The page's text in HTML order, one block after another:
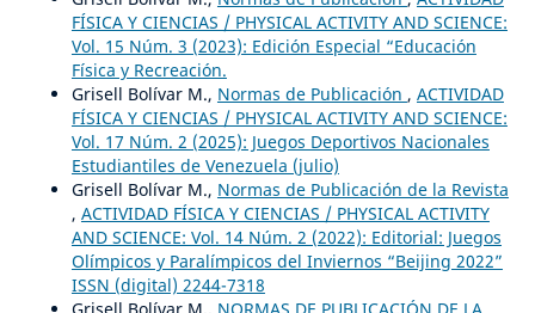
FÍSICA Y CIENCIAS / PHYSICAL ACTIVITY AND SCIENCE:
Vol. 15 Núm. 3 (2023): Edición Especial “Educación
Física y Recreación.
Grisell Bolívar M., Normas de Publicación , ACTIVIDAD
FÍSICA Y CIENCIAS / PHYSICAL ACTIVITY AND SCIENCE:
Vol. 17 Núm. 2 (2025): Juegos Deportivos Nacionales
Estudiantiles de Venezuela (julio)
Grisell Bolívar M., Normas de Publicación de la Revista
, ACTIVIDAD FÍSICA Y CIENCIAS / PHYSICAL ACTIVITY
AND SCIENCE: Vol. 14 Núm. 2 (2022): Editorial: Juegos
Olímpicos y Paralímpicos del Inviernos “Beijing 2022”
ISSN (digital) 2244-7318